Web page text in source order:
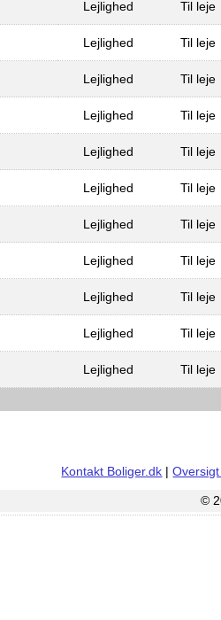
Lejlighed Til leje
Lejlighed Til leje
Lejlighed Til leje
Lejlighed Til leje
Lejlighed Til leje
Lejlighed Til leje
Lejlighed Til leje
Lejlighed Til leje
Lejlighed Til leje
Lejlighed Til leje
Lejlighed Til leje
Kontakt Boliger.dk |
©